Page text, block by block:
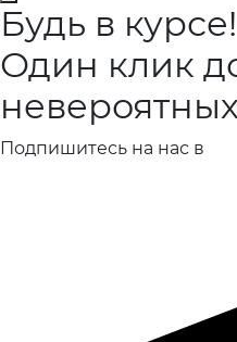
Будь в курсе!
Один клик
Подпишитесь на нас в